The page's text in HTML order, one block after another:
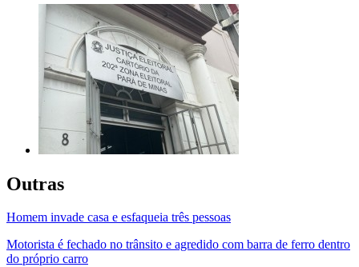
Outras
Homem invade casa e esfaqueia três pessoas
Motorista é fechado no trânsito e agredido com barra de ferro dentro
do próprio carro